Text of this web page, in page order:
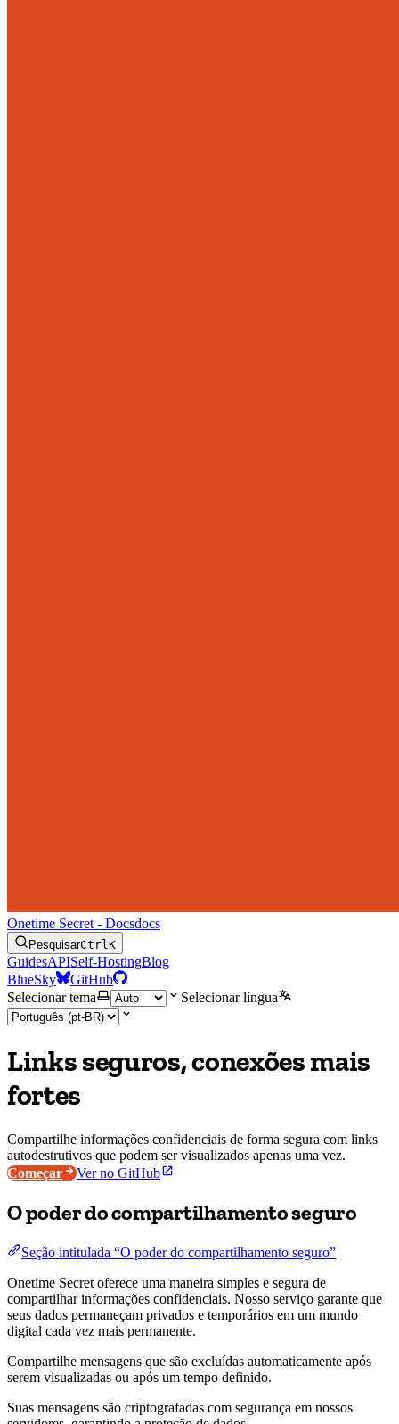
Onetime Secret - Docsdocs
PesquisarCtrlK
GuidesAPISelf-HostingBlog
BlueSky
GitHub
Selecionar tema
Selecionar língua
Links seguros, conexões mais
fortes
Compartilhe informações confidenciais de forma segura com links
autodestrutivos que podem ser visualizados apenas uma vez.
Começar
Ver no GitHub
O poder do compartilhamento seguro
Seção intitulada “O poder do compartilhamento seguro”
Onetime Secret oferece uma maneira simples e segura de
compartilhar informações confidenciais. Nosso serviço garante que
seus dados permaneçam privados e temporários em um mundo
digital cada vez mais permanente.
Compartilhe mensagens que são excluídas automaticamente após
serem visualizadas ou após um tempo definido.
Suas mensagens são criptografadas com segurança em nossos